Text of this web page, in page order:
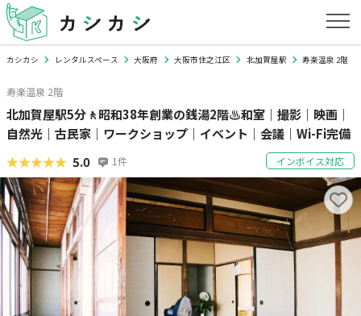
カシカシ レンタルスペース 大阪府 大阪市住之江区 北加賀屋駅 寿楽温泉 2階
寿楽温泉 2階
北加賀屋駅5分🚶昭和38年創業の銭湯2階♨️和室｜撮影｜映画｜
自然光｜古民家｜ワークショップ｜イベント｜会議｜Wi-Fi完備
★★★★★
★★★★★ 5.0 1件 インボイス対応